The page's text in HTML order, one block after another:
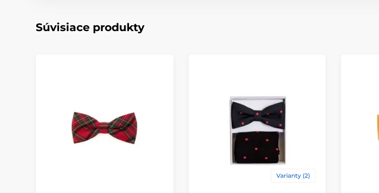
Súvisiace produkty
Varianty (2)